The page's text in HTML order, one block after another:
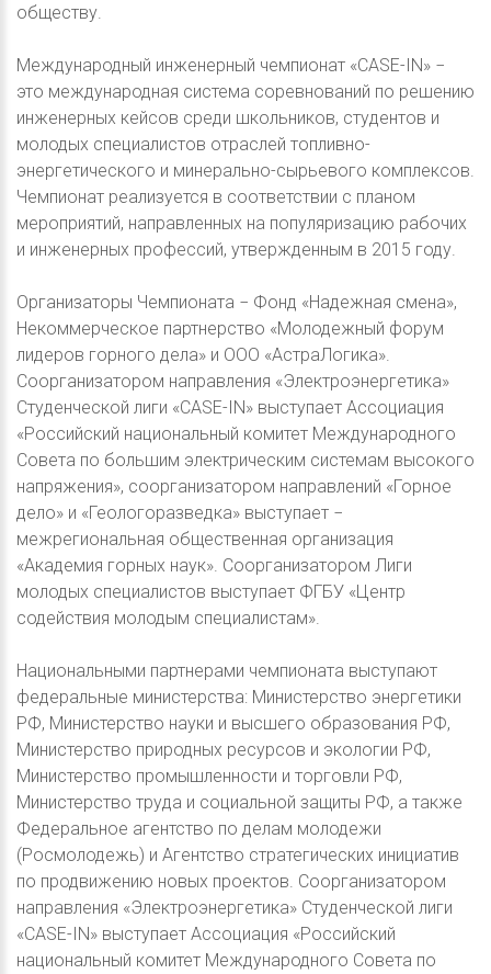
обществу.
Международный инженерный чемпионат «CASE-IN» −
это международная система соревнований по решению
инженерных кейсов среди школьников, студентов и
молодых специалистов отраслей топливно-
энергетического и минерально-сырьевого комплексов.
Чемпионат реализуется в соответствии с планом
мероприятий, направленных на популяризацию рабочих
и инженерных профессий, утвержденным в 2015 году.
Организаторы Чемпионата − Фонд «Надежная смена»,
Некоммерческое партнерство «Молодежный форум
лидеров горного дела» и ООО «АстраЛогика».
Соорганизатором направления «Электроэнергетика»
Студенческой лиги «CASE-IN» выступает Ассоциация
«Российский национальный комитет Международного
Совета по большим электрическим системам высокого
напряжения», соорганизатором направлений «Горное
дело» и «Геологоразведка» выступает −
межрегиональная общественная организация
«Академия горных наук». Соорганизатором Лиги
молодых специалистов выступает ФГБУ «Центр
содействия молодым специалистам».
Национальными партнерами чемпионата выступают
федеральные министерства: Министерство энергетики
РФ, Министерство науки и высшего образования РФ,
Министерство природных ресурсов и экологии РФ,
Министерство промышленности и торговли РФ,
Министерство труда и социальной защиты РФ, а также
Федеральное агентство по делам молодежи
(Росмолодежь) и Агентство стратегических инициатив
по продвижению новых проектов. Соорганизатором
направления «Электроэнергетика» Студенческой лиги
«CASE-IN» выступает Ассоциация «Российский
национальный комитет Международного Совета по